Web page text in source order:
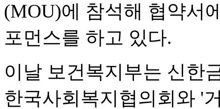
(MOU)에 참석해 협약서
포먼스를 하고 있다.
이날 보건복지부는 신한
한국사회복지협의회와 '